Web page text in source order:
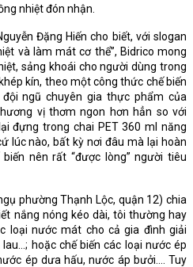
nhiệt đón nhận.
Đặng Hiến cho biết, với slogan
và làm mát cơ thể”, Bidrico mong
sảng khoái cho người dùng trong
kín, theo một công thức chế biến
ngũ chuyên gia thực phẩm của
vị thơm ngon hơn hẳn so với
đựng trong chai PET 360 ml năng
lúc nào, bất kỳ nơi đâu mà lại hoàn
nên rất “được lòng” người tiêu
phường Thạnh Lộc, quận 12) chia
nắng nóng kéo dài, tôi thường hay
loại nước mát cho cả gia đình giải
hoặc chế biến các loại nước ép
ép dưa hấu, nước áp bưởi…. Tuy